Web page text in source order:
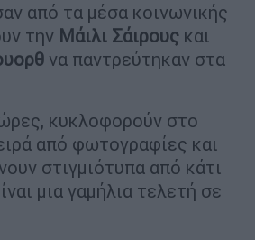
από τα μέσα κοινωνικής
την Μάιλι Σάιρους και
να παντρεύτηκαν στα
κυκλοφορούν στο
από φωτογραφίες και
στιγμιότυπα από κάτι
μια γαμήλια τελετή σε